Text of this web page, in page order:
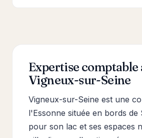
Expertise comptable
Vigneux-sur-Seine
Vigneux-sur-Seine est une
l'Essonne située en bords de
pour son lac et ses espaces